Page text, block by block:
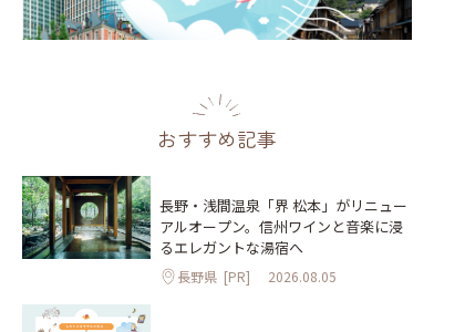
おすすめ記事
長野・浅間温泉「界 松本」がリニュー
アルオープン。信州ワインと音楽に浸
るエレガントな湯宿へ
長野県 [PR] 2026.08.05